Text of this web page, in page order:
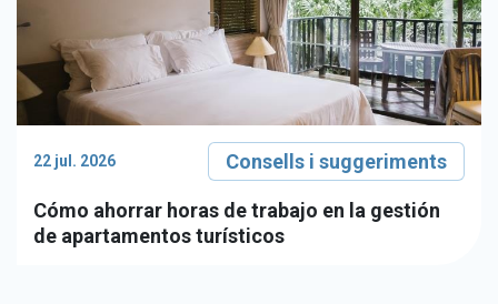
22 jul. 2026 Consells i suggeriments
Cómo ahorrar horas de trabajo en la gestión
de apartamentos turísticos